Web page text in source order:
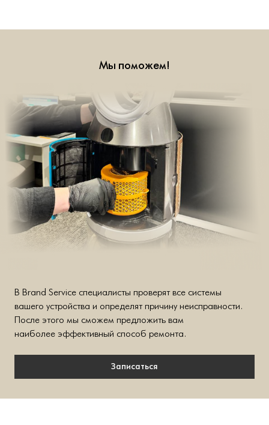
Мы поможем!
В Brand Service специалисты проверят все системы
вашего устройства и определят причину неисправности.
После этого мы сможем предложить вам
наиболее эффективный способ ремонта.
Записаться